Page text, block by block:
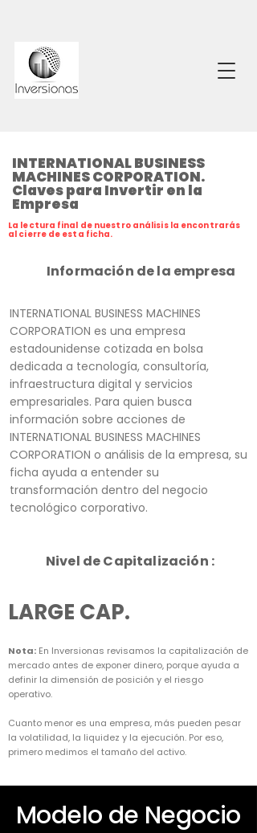
INTERNATIONAL BUSINESS
MACHINES CORPORATION.
Claves para Invertir en la
Empresa
La lectura final de nuestro análisis la encontrarás
al cierre de esta ficha.
Información de la empresa
INTERNATIONAL BUSINESS MACHINES
CORPORATION es una empresa
estadounidense cotizada en bolsa
dedicada a tecnología, consultoría,
infraestructura digital y servicios
empresariales. Para quien busca
información sobre acciones de
INTERNATIONAL BUSINESS MACHINES
CORPORATION o análisis de la empresa, su
ficha ayuda a entender su
transformación dentro del negocio
tecnológico corporativo.
Nivel de Capitalización :
LARGE CAP.
Nota: En Inversionas revisamos la capitalización de
mercado antes de exponer dinero, porque ayuda a
definir la dimensión de posición y el riesgo
operativo.
Cuanto menor es una empresa, más pueden pesar
la volatilidad, la liquidez y la ejecución. Por eso,
primero medimos el tamaño del activo.
Modelo de Negocio